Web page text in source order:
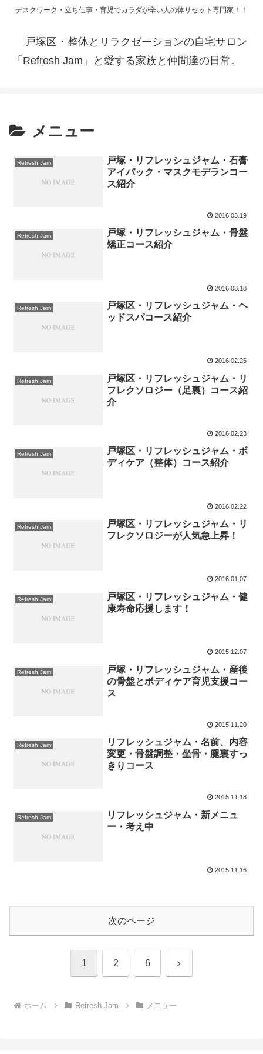
デスクワーク・立ち仕事・育児でカラダが辛い人の体リセット専門家！！
戸塚区・整体とリラクゼーションの自宅サロン
「Refresh Jam」と愛する家族と仲間達の日常。
メニュー
Refresh Jam
戸塚・リフレッシュジャム・石膏
アイパック・マスクモデランコー
ス紹介
2016.03.19
Refresh Jam
戸塚・リフレッシュジャム・骨盤
矯正コース紹介
2016.03.18
Refresh Jam
戸塚区・リフレッシュジャム・ヘ
ッドスパコース紹介
2016.02.25
Refresh Jam
戸塚区・リフレッシュジャム・リ
フレクソロジー（足裏）コース紹
介
2016.02.23
Refresh Jam
戸塚区・リフレッシュジャム・ボ
ディケア（整体）コース紹介
2016.02.22
Refresh Jam
戸塚区・リフレッシュジャム・リ
フレクソロジーが人気急上昇！
2016.01.07
Refresh Jam
戸塚区・リフレッシュジャム・健
康寿命応援します！
2015.12.07
Refresh Jam
戸塚・リフレッシュジャム・産後
の骨盤とボディケア育児支援コー
ス
2015.11.20
Refresh Jam
リフレッシュジャム・名前、内容
変更・骨盤調整・坐骨・腿裏すっ
きりコース
2015.11.18
Refresh Jam
リフレッシュジャム・新メニュ
ー・考え中
2015.11.16
次のページ
1 2 6 次
ホーム Refresh Jam メニュー